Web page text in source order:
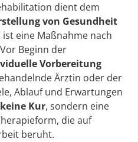
dient dem
von Gesundheit
ist eine Maßnahme nach
Beginn der
Vorbereitung
Ärztin oder der
Ablauf und Erwartungen
keine Kur, sondern eine
die auf
beruht.